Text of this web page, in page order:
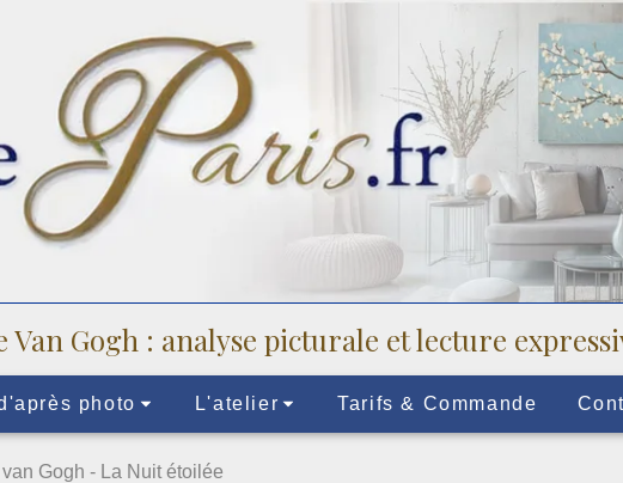
Van Gogh : analyse picturale et lecture
photo L'atelier Tarifs & Commande
Gogh - La Nuit étoilée